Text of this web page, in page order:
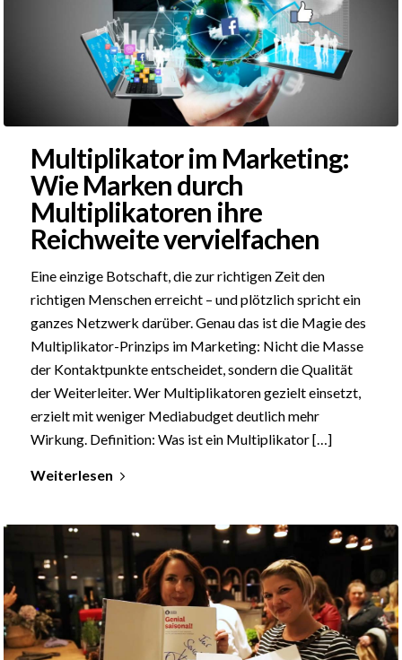
Multiplikator im Marketing:
Wie Marken durch
Multiplikatoren ihre
Reichweite vervielfachen
Eine einzige Botschaft, die zur richtigen Zeit den
richtigen Menschen erreicht – und plötzlich spricht ein
ganzes Netzwerk darüber. Genau das ist die Magie des
Multiplikator-Prinzips im Marketing: Nicht die Masse
der Kontaktpunkte entscheidet, sondern die Qualität
der Weiterleiter. Wer Multiplikatoren gezielt einsetzt,
erzielt mit weniger Mediabudget deutlich mehr
Wirkung. Definition: Was ist ein Multiplikator […]
Weiterlesen